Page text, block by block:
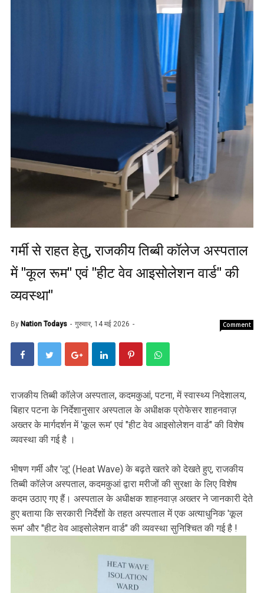
गर्मी से राहत हेतु, राजकीय तिब्बी कॉलेज अस्पताल
में "कूल रूम" एवं "हीट वेव आइसोलेशन वार्ड" की
व्यवस्था"
By Nation Todays गुरुवार, 14 मई 2026 Comment
राजकीय तिब्बी कॉलेज अस्पताल, कदमकुआं, पटना, में स्वास्थ्य निदेशालय,
बिहार पटना के निर्देशानुसार अस्पताल के अधीक्षक प्रोफेसर शाहनवाज़
अख्तर के मार्गदर्शन में 'कूल रूम' एवं "हीट वेव आइसोलेशन वार्ड" की विशेष
व्यवस्था की गई है ।
भीषण गर्मी और 'लू' (Heat Wave) के बढ़ते खतरे को देखते हुए, राजकीय
तिब्बी कॉलेज अस्पताल, कदमकुआं द्वारा मरीजों की सुरक्षा के लिए विशेष
कदम उठाए गए हैं। अस्पताल के अधीक्षक शाहनवाज़ अख्तर ने जानकारी देते
हुए बताया कि सरकारी निर्देशों के तहत अस्पताल में एक अत्याधुनिक 'कूल
रूम' और "हीट वेव आइसोलेशन वार्ड" की व्यवस्था सुनिश्चित की गई है !